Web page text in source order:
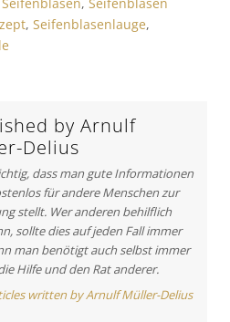
t
i
, Seifenblasenlauge,
by Arnulf
Delius
dass man gute Informationen
für andere Menschen zur
stellt. Wer anderen behilflich
sollte dies auf jeden Fall immer
man benötigt auch selbst immer
Hilfe und den Rat anderer.
written by Arnulf Müller-Delius